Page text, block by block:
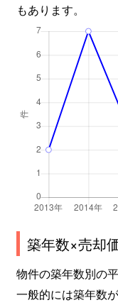
もあります。
築年数×売却
物件の築年数別の
一般的には築年数